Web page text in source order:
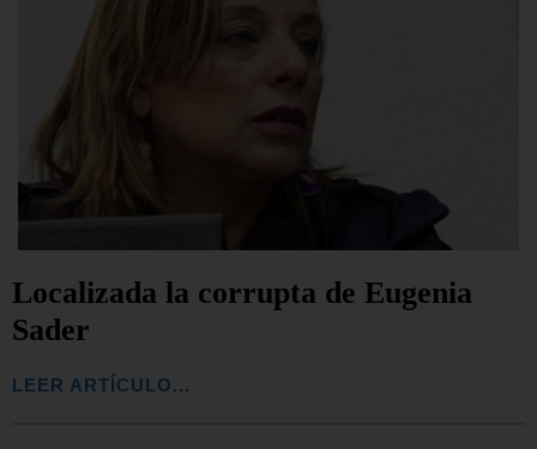
Localizada la corrupta de Eugenia
Sader
LEER ARTÍCULO...